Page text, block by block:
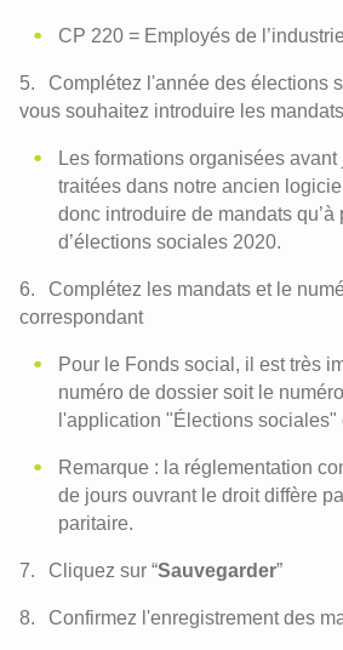
CP 220 = Employés de
Complétez l'année des élections
vous souhaitez introduire les mandats
Les formations organisées
traitées dans notre ancien
donc introduire de mandats qu’à
d’élections sociales 2020.
Complétez les mandats et le
correspondant
Pour le Fonds social, il est très
numéro de dossier soit le
l'application "Élections
Remarque : la réglementation
de jours ouvrant le droit diffère
paritaire.
Cliquez sur “Sauvegarder”
Confirmez l'enregistrement des